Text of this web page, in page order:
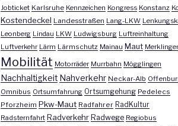
Jobticket Karlsruhe Kennzeichen Kongress Konstanz
Kostendeckel Landesstraßen Lang-LKW
Leonberg Lindau LKW Ludwigsburg Luftreinhaltung
Luftverkehr Lärm Lärmschutz Mainau Maut
Mobilität Motorräder Murrbahn Mögglingen
Nachhaltigkeit Nahverkehr Neckar-Alb
Omnibus Ortsumfahrung Ortsumgehung Pedelecs
Pforzheim Pkw-Maut Radfahrer RadKultur
Radsternfahrt Radverkehr Radwege Regiobus